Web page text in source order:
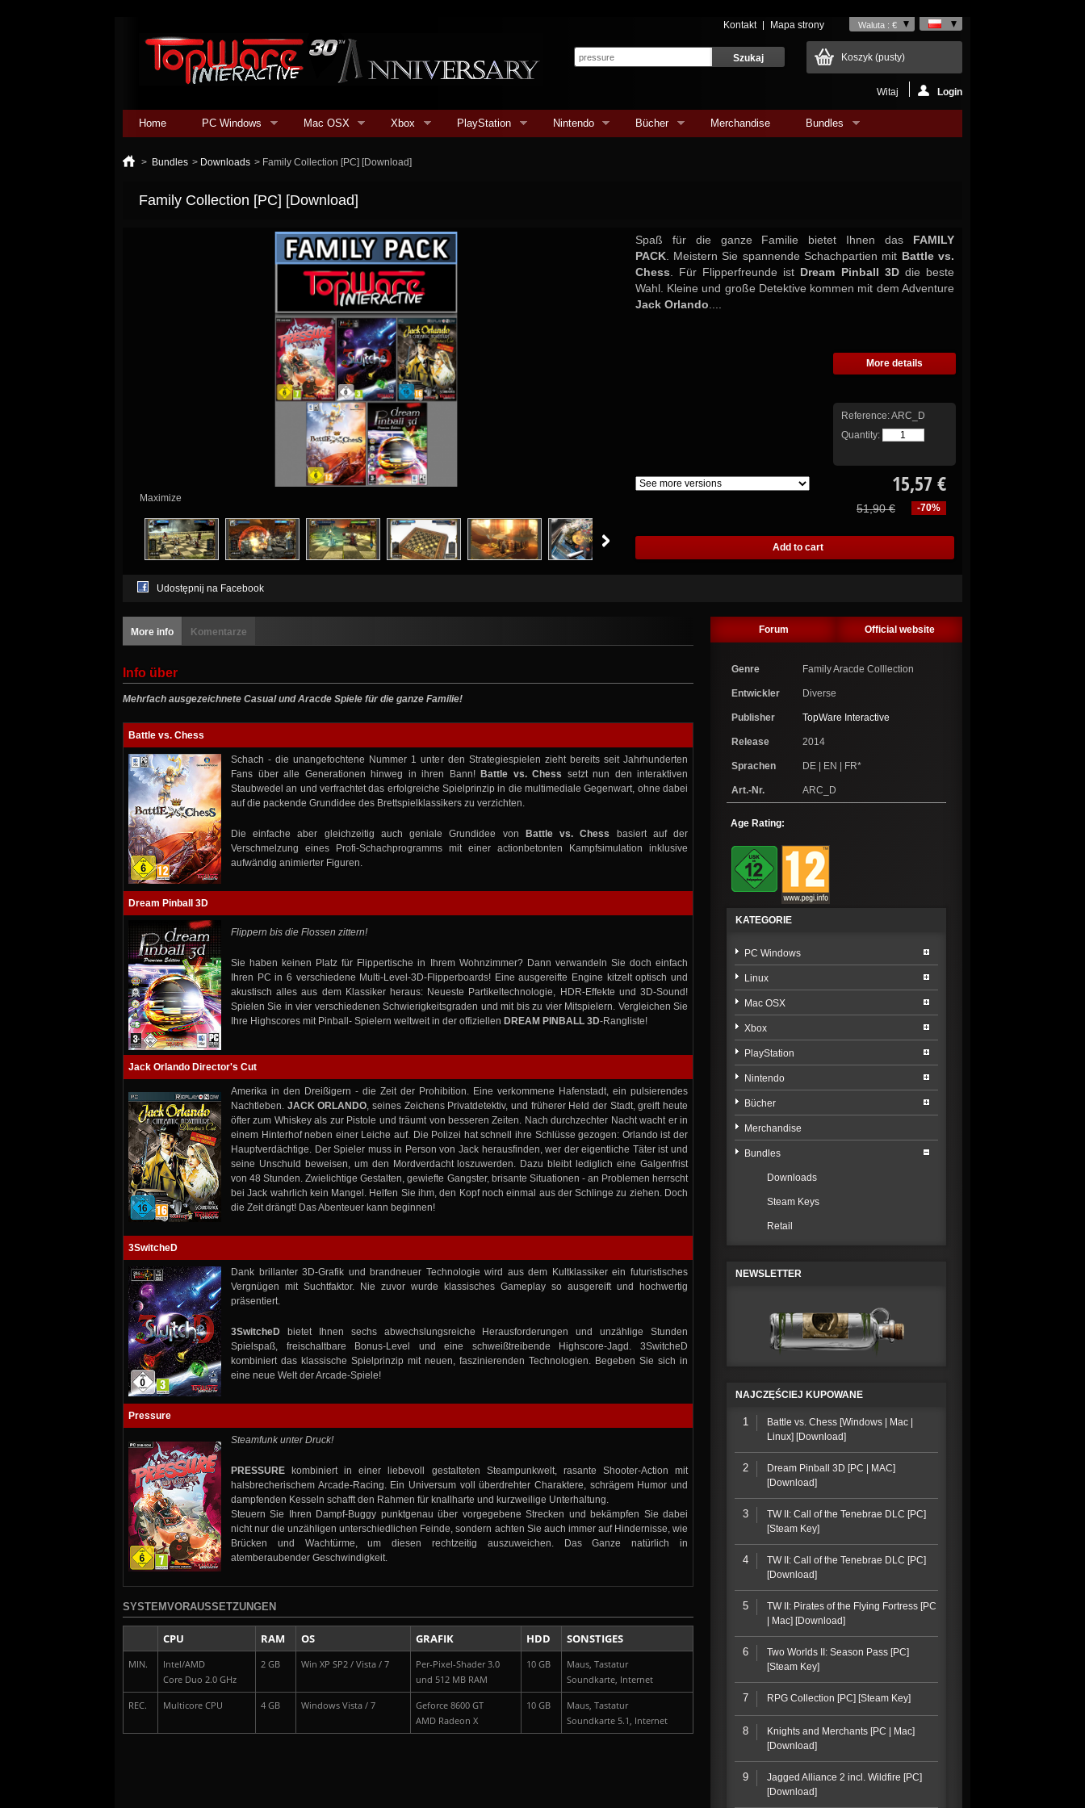
Waluta : €
Kontakt Mapa strony
Koszyk (pusty)
Witaj Login
Home PC Windows Mac OSX Xbox PlayStation Nintendo Bücher Merchandise Bundles
> Bundles > Downloads > Family Collection [PC] [Download]
Family Collection [PC] [Download]
Maximize
Spaß für die ganze Familie bietet Ihnen das FAMILY
PACK. Meistern Sie spannende Schachpartien mit Battle vs.
Chess . Für Flipperfreunde ist Dream Pinball 3Ddie beste
Wahl. Kleine und große Detektive kommen mit dem Adventure
Jack Orlando
More details
Reference:ARC_D
Quantity:
15,57 €
-70%
51,90 €
Udostępnij na Facebook
More info Komentarze
Info über
Mehrfach ausgezeichnete Casual und Aracde Spiele für die ganze Familie!
Battle vs. Chess
Schach - die unangefochtene Nummer 1 unter den Strategiespielen zieht bereits seit Jahrhunderten
Fans über alle Generationen hinweg in ihren Bann! Battle vs. Chess setzt nun den interaktiven
Staubwedel an und verfrachtet das erfolgreiche Spielprinzip in die multimediale Gegenwart, ohne dabei
auf die packende Grundidee des Brettspielklassikers zu verzichten.
Die einfache aber gleichzeitig auch geniale Grundidee von Battle vs. Chess basiert auf der
Verschmelzung eines Profi-Schachprogramms mit einer actionbetonten Kampfsimulation inklusive
aufwändig animierter Figuren.
Dream Pinball 3D
Flippern bis die Flossen zittern!
Sie haben keinen Platz für Flippertische in Ihrem Wohnzimmer? Dann verwandeln Sie doch einfach
Ihren PC in 6 verschiedene Multi-Level-3D-Flipperboards! Eine ausgereifte Engine kitzelt optisch und
akustisch alles aus dem Klassiker heraus: Neueste Partikeltechnologie, HDR-Effekte und 3D-Sound!
Spielen Sie in vier verschiedenen Schwierigkeitsgraden und mit bis zu vier Mitspielern. Vergleichen Sie
Ihre Highscores mit Pinball- Spielern weltweit in der offiziellen DREAM PINBALL 3D-Rangliste!
Jack Orlando Director's Cut
Amerika in den Dreißigern - die Zeit der Prohibition. Eine verkommene Hafenstadt, ein pulsierendes
Nachtleben. JACK ORLANDO, seines Zeichens Privatdetektiv, und früherer Held der Stadt, greift heute
öfter zum Whiskey als zur Pistole und träumt von besseren Zeiten. Nach durchzechter Nacht wacht er in
einem Hinterhof neben einer Leiche auf. Die Polizei hat schnell ihre Schlüsse gezogen: Orlando ist der
Hauptverdächtige. Der Spieler muss in Person von Jack herausfinden, wer der eigentliche Täter ist und
seine Unschuld beweisen, um den Mordverdacht loszuwerden. Dazu bleibt lediglich eine Galgenfrist
von 48 Stunden. Zwielichtige Gestalten, gewiefte Gangster, brisante Situationen - an Problemen herrscht
bei Jack wahrlich kein Mangel. Helfen Sie ihm, den Kopf noch einmal aus der Schlinge zu ziehen. Doch
die Zeit drängt! Das Abenteuer kann beginnen!
3SwitcheD
Dank brillanter 3D-Grafik und brandneuer Technologie wird aus dem Kultklassiker ein futuristisches
Vergnügen mit Suchtfaktor. Nie zuvor wurde klassisches Gameplay so ausgereift und hochwertig
präsentiert.
3SwitcheD bietet Ihnen sechs abwechslungsreiche Herausforderungen und unzählige Stunden
Spielspaß, freischaltbare Bonus-Level und eine schweißtreibende Highscore-Jagd. 3SwitcheD
kombiniert das klassische Spielprinzip mit neuen, faszinierenden Technologien. Begeben Sie sich in
eine neue Welt der Arcade-Spiele!
Pressure
Steamfunk unter Druck!
PRESSURE kombiniert in einer liebevoll gestalteten Steampunkwelt, rasante Shooter-Action mit
halsbrecherischem Arcade-Racing. Ein Universum voll überdrehter Charaktere, schrägem Humor und
dampfenden Kesseln schafft den Rahmen für knallharte und kurzweilige Unterhaltung.
Steuern Sie Ihren Dampf-Buggy punktgenau über vorgegebene Strecken und bekämpfen Sie dabei
nicht nur die unzähligen unterschiedlichen Feinde, sondern achten Sie auch immer auf Hindernisse, wie
Brücken und Wachtürme, um diesen rechtzeitig auszuweichen. Das Ganze natürlich in
atemberaubender Geschwindigkeit.
SYSTEMVORAUSSETZUNGEN
CPU RAM OS GRAFIK HDD SONSTIGES
MIN.
Intel/AMD
Core Duo 2.0 GHz
2 GB Win XP SP2 / Vista / 7
Per-Pixel-Shader 3.0
und 512 MB RAM
10 GB
Maus, Tastatur
Soundkarte, Internet
REC. Multicore CPU 4 GB Windows Vista / 7
Geforce 8600 GT
AMD Radeon X
10 GB
Maus, Tastatur
Soundkarte 5.1, Internet
Forum Official website
Genre Family Aracde Colllection
Entwickler Diverse
Publisher TopWare Interactive
Release 2014
Sprachen DE | EN | FR*
Art.-Nr. ARC_D
Age Rating:
KATEGORIE
PC Windows
Linux
Mac OSX
Xbox
PlayStation
Nintendo
Bücher
Merchandise
Bundles
Downloads
Steam Keys
Retail
NEWSLETTER
NAJCZĘŚCIEJ KUPOWANE
1
Battle vs. Chess [Windows | Mac |
Linux] [Download]
2
Dream Pinball 3D [PC | MAC]
[Download]
3
TW II: Call of the Tenebrae DLC [PC]
[Steam Key]
4
TW II: Call of the Tenebrae DLC [PC]
[Download]
5
TW II: Pirates of the Flying Fortress [PC
| Mac] [Download]
6
Two Worlds II: Season Pass [PC]
[Steam Key]
7 RPG Collection [PC] [Steam Key]
8
Knights and Merchants [PC | Mac]
[Download]
9
Jagged Alliance 2 incl. Wildfire [PC]
[Download]